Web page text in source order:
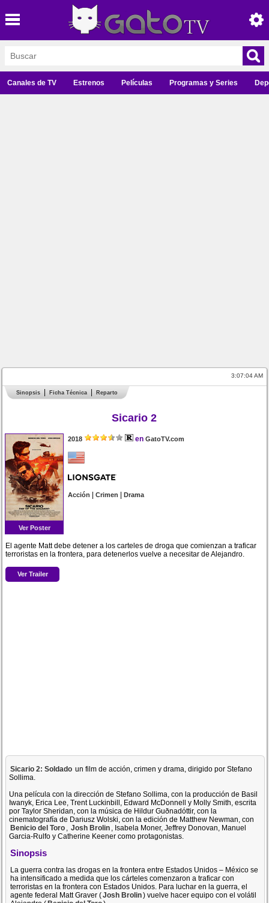
Canales de TV Estrenos Películas Programas y Series
3:07:04 AM
Sinopsis Ficha Técnica Reparto
Sicario 2
Ver Poster
2018 en GatoTV.com
Acción |Crimen |Drama
El agente Matt debe detener a los carteles de droga que comienzan a traficar
terroristas en la frontera, para detenerlos vuelve a necesitar de Alejandro.
Ver Trailer
Sicario 2: Soldado un film de acción, crimen y drama, dirigido por Stefano
Sollima.
Una película con la dirección de Stefano Sollima, con la producción de Basil
Iwanyk, Erica Lee, Trent Luckinbill, Edward McDonnell y Molly Smith, escrita
por Taylor Sheridan, con la música de Hildur Guðnadóttir, con la
cinematografía de Dariusz Wolski, con la edición de Matthew Newman, con
Benicio del Toro , Josh Brolin , Isabela Moner, Jeffrey Donovan, Manuel
Garcia-Rulfo y Catherine Keener como protagonistas.
Sinopsis
La guerra contra las drogas en la frontera entre Estados Unidos – México se
ha intensificado a medida que los cárteles comenzaron a traficar con
terroristas en la frontera con Estados Unidos. Para luchar en la guerra, el
agente federal Matt Graver (Josh Brolin) vuelve hacer equipo con el volátil